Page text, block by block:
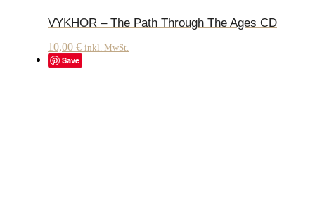
VYKHOR – The Path Through The Ages CD
10,00 € inkl. MwSt.
Save